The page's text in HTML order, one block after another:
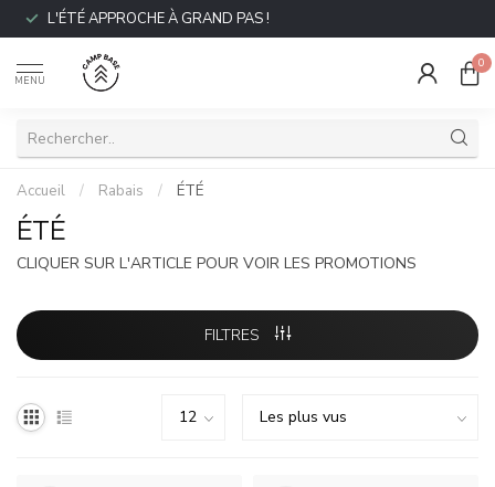
L'ÉTÉ APPROCHE À GRAND PAS !
MENU
0
Accueil / Rabais / ÉTÉ
ÉTÉ
CLIQUER SUR L'ARTICLE POUR VOIR LES PROMOTIONS
FILTRES